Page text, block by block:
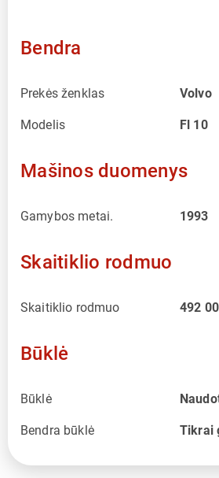
Bendra
Prekės ženklas Volvo
Modelis Fl 10
Mašinos duomenys
Gamybos metai. 1993
Skaitiklio rodmuo
Skaitiklio rodmuo 492
Būklė
Būklė
Bendra būklė Tikrai